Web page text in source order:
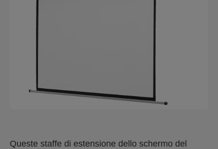
Queste staffe di estensione dello schermo del